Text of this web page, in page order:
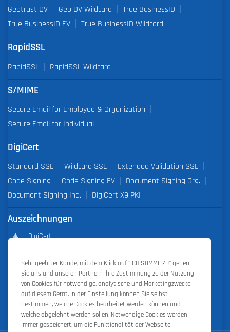
Geotrust DV Geo DV Wildcard
True BusinessID
True BusinessID EV
True BusinessID Wildcard
RapidSSL
RapidSSL RapidSSL Wildcard
S/MIME
Secure Email for Employee & Organization
Secure Email for Individual
DigiCert
Standard SSL Wildcard SSL
Extended Validation SSL
Code Signing
Code Signing EV
Document Signing Org.
Document Signing Ind.
DigiCert X9 PKI
Auszeichnungen
DigiCert
Outstanding Sales Performance Award 2018, 2019, 2020, 2021,
2022
Sehr geehrter Kunde, mit dem Klick auf "ICH STIMME ZU" geben
Sie uns und unseren Partnern Ihre Zustimmung zu der Nutzung
von Cookies für notwendige, analytische und Marketingzwecke
auf diesem Gerät. In der Einstellung können Sie selbst
bestimmen, welche Cookies bearbeitet werden können und
welche abgelehnt werden sollen. Notwendige Cookies werden
immer gespeichert, um die Funktionalität der Webseite